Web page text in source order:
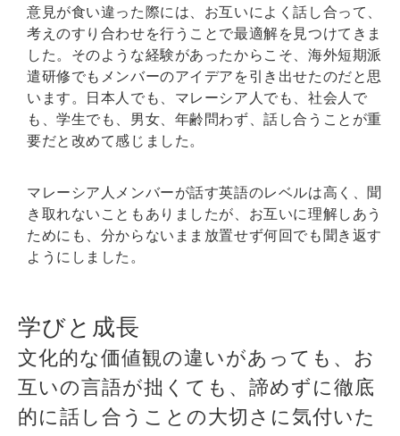
意見が食い違った際には、お互いによく話し合って、
考えのすり合わせを行うことで最適解を見つけてきま
した。そのような経験があったからこそ、海外短期派
遣研修でもメンバーのアイデアを引き出せたのだと思
います。日本人でも、マレーシア人でも、社会人で
も、学生でも、男女、年齢問わず、話し合うことが重
要だと改めて感じました。
マレーシア人メンバーが話す英語のレベルは高く、聞
き取れないこともありましたが、お互いに理解しあう
ためにも、分からないまま放置せず何回でも聞き返す
ようにしました。
学びと成長
文化的な価値観の違いがあっても、お
互いの言語が拙くても、諦めずに徹底
的に話し合うことの大切さに気付いた